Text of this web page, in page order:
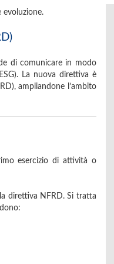
evoluzione.
di comunicare in modo
La nuova direttiva è
ampliandone l’ambito
esercizio di attività o
direttiva NFRD. Si tratta